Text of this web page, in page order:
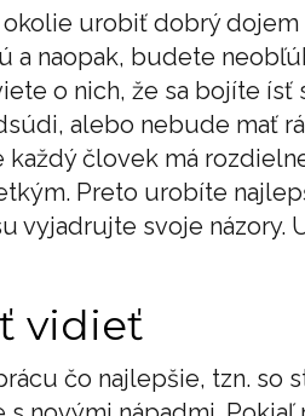
okolie urobiť dobrý
a naopak, budete
o nich, že sa bojíte
alebo nebude mať
každý človek má
Preto urobíte
vyjadrujte svoje názory.
vidieť
čo najlepšie, tzn. so